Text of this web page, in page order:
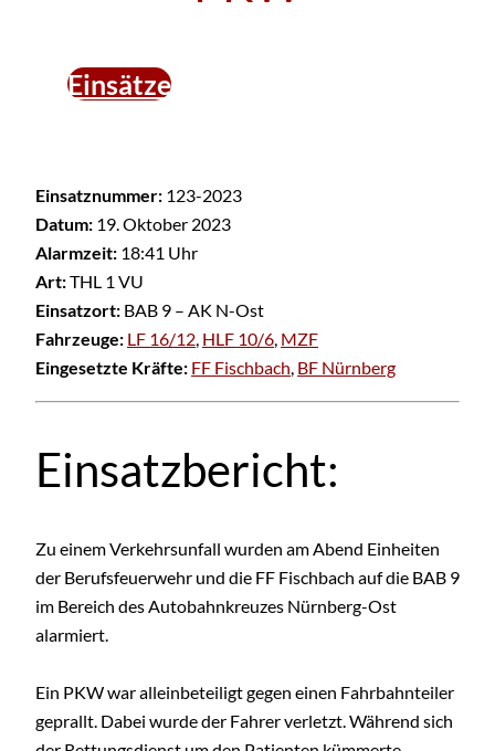
Einsätze
Einsatznummer: 123-2023
Datum: 19. Oktober 2023
Alarmzeit: 18:41 Uhr
Art:THL 1 VU
Einsatzort: BAB 9 – AK N-Ost
Fahrzeuge: LF 16/12, HLF 10/6, MZF
Eingesetzte Kräfte: FF Fischbach, BF Nürnberg
Einsatzbericht:
Zu einem Verkehrsunfall wurden am Abend Einheiten
der Berufsfeuerwehr und die FF Fischbach auf die BAB 9
im Bereich des Autobahnkreuzes Nürnberg-Ost
alarmiert.
Ein PKW war alleinbeteiligt gegen einen Fahrbahnteiler
geprallt. Dabei wurde der Fahrer verletzt. Während sich